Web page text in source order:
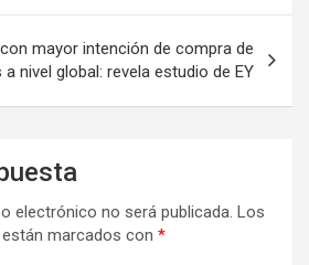
mayor intención de compra de
nivel global: revela estudio de EY
electrónico no será publicada. Los
marcados con *